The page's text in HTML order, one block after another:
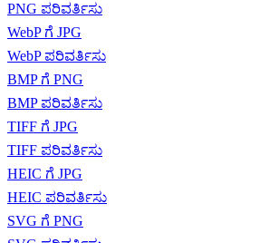
PNG ಪರಿವರ್ತಿಸು
WebP ಗೆ JPG
WebP ಪರಿವರ್ತಿಸು
BMP ಗೆ PNG
BMP ಪರಿವರ್ತಿಸು
TIFF ಗೆ JPG
TIFF ಪರಿವರ್ತಿಸು
HEIC ಗೆ JPG
HEIC ಪರಿವರ್ತಿಸು
SVG ಗೆ PNG